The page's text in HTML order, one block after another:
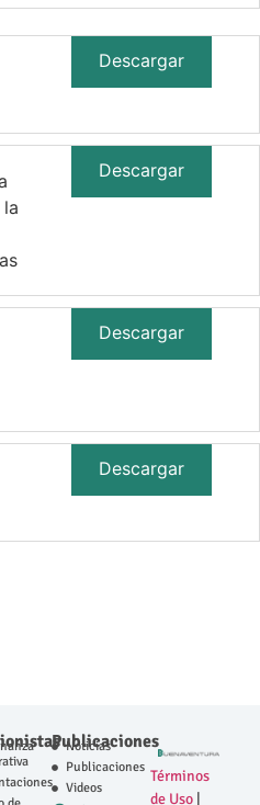
Descargar
Descargar
Descargar
Descargar
Publicaciones
Noticias
Publicaciones
Videos
Términos
de Uso